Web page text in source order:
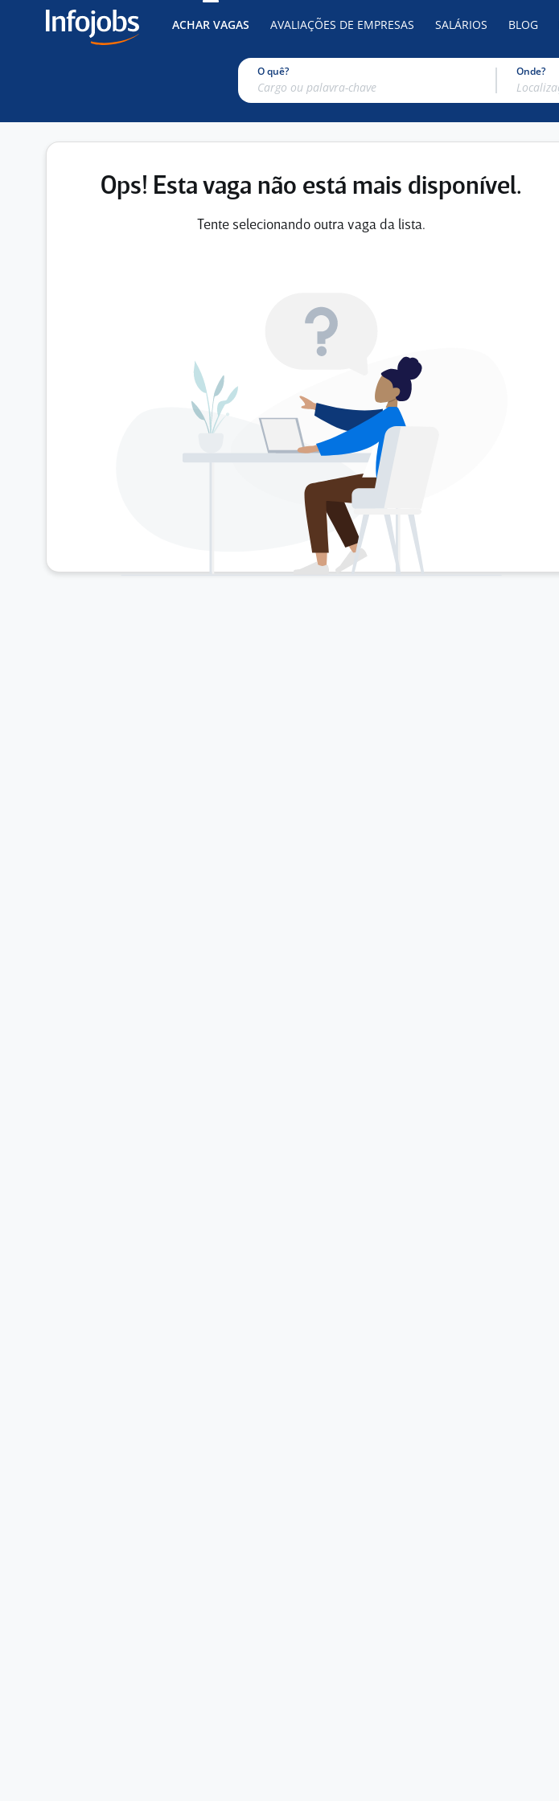
ACHAR VAGAS AVALIAÇÕES DE EMPRESAS SALÁRIOS BLOG
O quê? Onde?
Ops! Esta vaga não está mais disponível.
Tente selecionando outra vaga da lista.